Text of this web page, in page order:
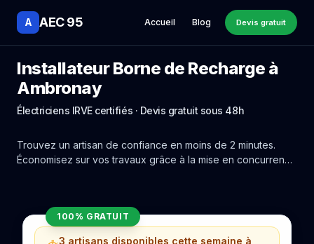
A AEC 95 Accueil Blog Devis gratuit
Installateur Borne de Recharge à
Ambronay
Électriciens IRVE certifiés · Devis gratuit sous 48h
Trouvez un artisan de confiance en moins de 2 minutes.
Économisez sur vos travaux grâce à la mise en concurrence
100% GRATUIT
3 artisans disponibles cette semaine à